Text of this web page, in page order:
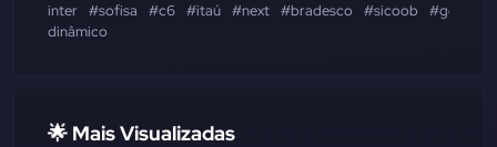
inter
#sofisa #c6 #itaú #next #bradesco #sicoob
dinâmico
🌟 Mais Visualizadas